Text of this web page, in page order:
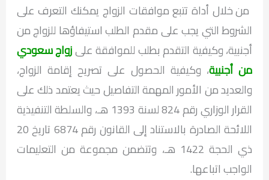
من خلال أداة تتبع موافقات الزواج يمكنك التعرف على
الشروط التي يجب على مقدم الطلب استيفاؤها للزواج من
أجنبية، وكيفية التقدم بطلب للموافقة علىزواج سعودي
من أجنبية، وكيفية الحصول على تصريح إقامة الزواج،
والعديد من الأمور المهمة التفاصيل حيث يعتمد ذلك على
القرار الوزاري رقم 824 لسنة 1393 هـ، والسلطة التنفيذية
اللائحة الصادرة بالاستناد إلى القانون رقم 6874 تاريخ 20
ذي الحجة 1422 هـ، وتتضمن مجموعة من التعليمات
الواجب اتباعها.